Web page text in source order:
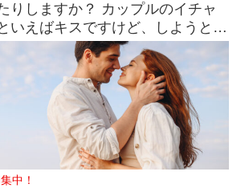
か？ カップルのイチャ
いえばキスですけど、しようとし
て言われ
中！